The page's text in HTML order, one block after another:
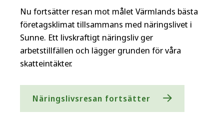
Nu fortsätter resan mot målet Värmlands bästa
företagsklimat tillsammans med näringslivet i
Sunne. Ett livskraftigt näringsliv ger
arbetstillfällen och lägger grunden för våra
skatteintäkter.
Näringslivsresan fortsätter